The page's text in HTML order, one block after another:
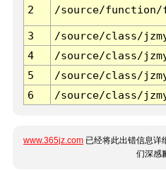
2 /source/function/
3 /source/class/
4
/source/class/
5
/source/class/
6
/source/class/
www.365jz.com 已经将此出错信息详
们深感